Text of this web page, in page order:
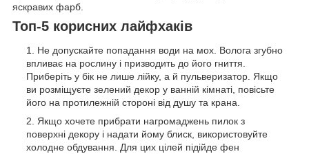
яскравих фарб.
Топ-5 корисних лайфхаків
Не допускайте попадання води на мох. Волога згубно
впливає на рослину і призводить до його гниття.
Приберіть у бік не лише лійку, а й пульверизатор. Якщо
ви розміщуєте зелений декор у ванній кімнаті, повісьте
його на протилежній стороні від душу та крана.
Якщо хочете прибрати нагромаджень пилок з
поверхні декору і надати йому блиск, використовуйте
холодне обдування. Для цих цілей підійде фен